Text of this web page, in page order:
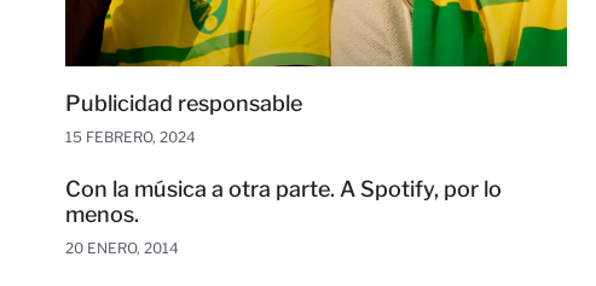
Publicidad responsable
15 FEBRERO, 2024
Con la música a otra parte. A Spotify, por lo
menos.
20 ENERO, 2014